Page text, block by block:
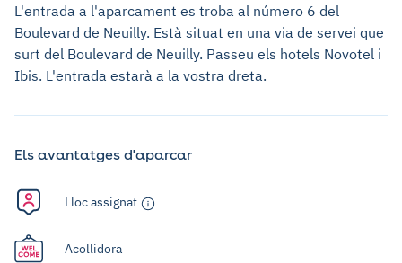
L'entrada a l'aparcament es troba al número 6 del
Boulevard de Neuilly. Està situat en una via de servei que
surt del Boulevard de Neuilly. Passeu els hotels Novotel i
Ibis. L'entrada estarà a la vostra dreta.
Els avantatges d'aparcar
Lloc assignat
Acollidora